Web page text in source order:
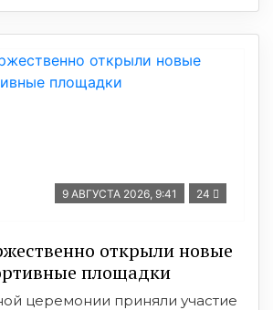
9 АВГУСТА 2026, 9:41 24
открыли новые
площадки
церемонии приняли участие